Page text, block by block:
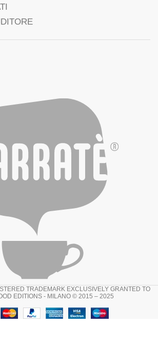
TRADEMARK EXCLUSIVELY GRANTED TO
EDITIONS - MILANO © 2015 – 2025